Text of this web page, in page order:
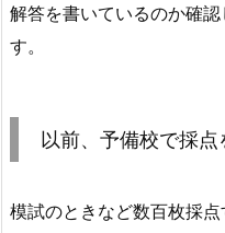
解答を書いているのか確
す。
以前、予備校で採点
模試のときなど数百枚採